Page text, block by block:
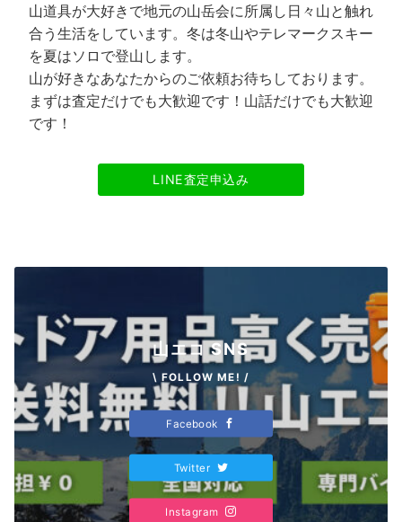
山道具が大好きで地元の山岳会に所属し日々山と触れ
合う生活をしています。冬は冬山やテレマークスキー
を夏はソロで登山します。
山が好きなあなたからのご依頼お待ちしております。
まずは査定だけでも大歓迎です！山話だけでも大歓迎
です！
LINE査定申込み
山エコ SNS
\ FOLLOW ME! /
Facebook
Twitter
Instagram